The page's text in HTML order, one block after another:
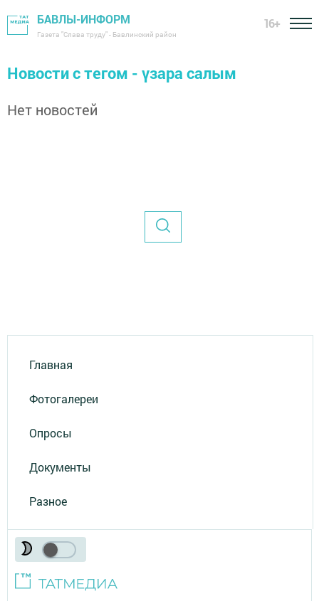
БАВЛЫ-ИНФОРМ
Газета "Слава труду" - Бавлинский район
16+
Новости с тегом - үзара салым
Нет новостей
Главная
Фотогалереи
Опросы
Документы
Разное